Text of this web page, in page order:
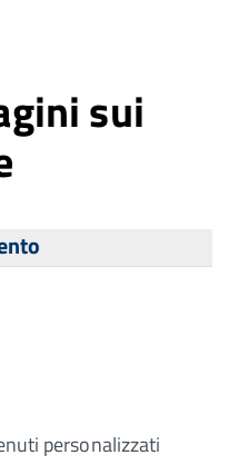
sui
personalizzati